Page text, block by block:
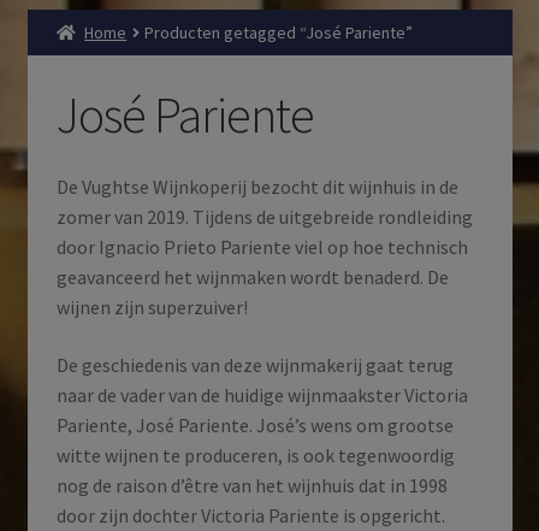
Home Producten getagged “José Pariente”
José Pariente
De Vughtse Wijnkoperij bezocht dit wijnhuis in de
zomer van 2019. Tijdens de uitgebreide rondleiding
door Ignacio Prieto Pariente viel op hoe technisch
geavanceerd het wijnmaken wordt benaderd. De
wijnen zijn superzuiver!
De geschiedenis van deze wijnmakerij gaat terug
naar de vader van de huidige wijnmaakster Victoria
Pariente, José Pariente. José’s wens om grootse
witte wijnen te produceren, is ook tegenwoordig
nog de raison d’être van het wijnhuis dat in 1998
door zijn dochter Victoria Pariente is opgericht.